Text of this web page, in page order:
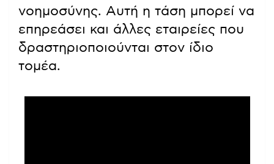
νοημοσύνης. Αυτή η τάση μπορεί να
επηρεάσει και άλλες εταιρείες που
δραστηριοποιούνται στον ίδιο
τομέα.